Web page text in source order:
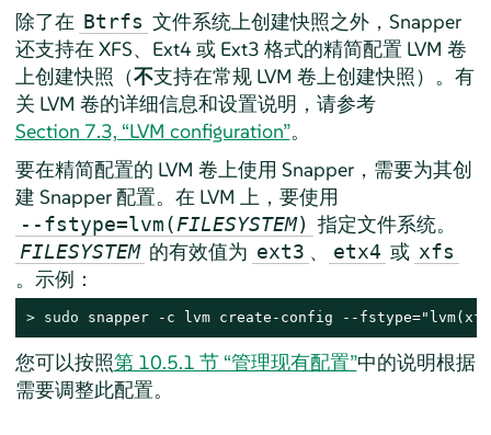
除了在 Btrfs 文件系统上创建快照之外，Snapper
还支持在 XFS、Ext4 或 Ext3 格式的精简配置 LVM 卷
上创建快照（不支持在常规 LVM 卷上创建快照）。有
关 LVM 卷的详细信息和设置说明，请参考
Section 7.3, “LVM configuration”。
要在精简配置的 LVM 卷上使用 Snapper，需要为其创
建 Snapper 配置。在 LVM 上，要使用
--fstype=lvm(FILESYSTEM) 指定文件系统。
FILESYSTEM 的有效值为 ext3 、 etx4 或 xfs
。示例：
> sudo snapper -c lvm create-config --
您可以按照第 10.5.1 节 “管理现有配置”中的说明根据
需要调整此配置。